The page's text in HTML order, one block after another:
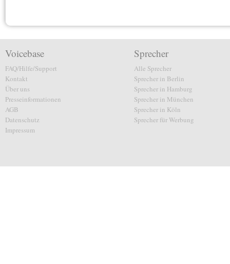
Voicebase
FAQ/Hilfe/Support
Kontakt
Über uns
Presseinformationen
AGB
Datenschutz
Impressum
Sprecher
Alle Sprecher
Sprecher in Berlin
Sprecher in Hamburg
Sprecher in München
Sprecher in Köln
Sprecher für Werbung